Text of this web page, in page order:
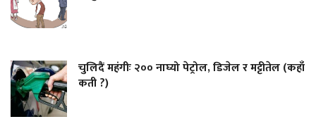
चुलिदैं महंगीः २०० नाघ्यो पेट्रोल, डिजेल र मट्टीतेल (कहाँ
कती ?)